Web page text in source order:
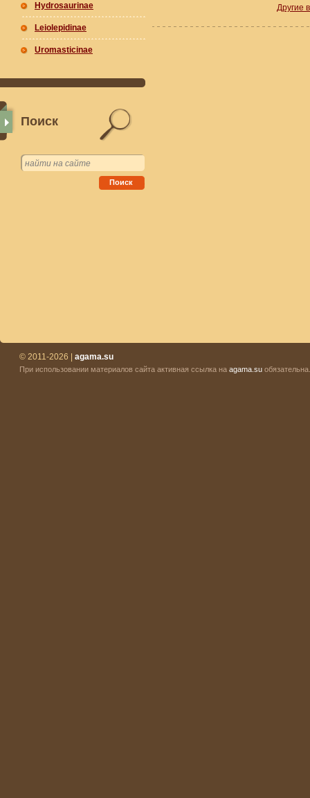
Hydrosaurinae
Leiolepidinae
Uromasticinae
Поиск
Поиск
Другие
© 2011-2026 | agama.su
При использовании материалов сайта активная ссылка на agama.su обязательна.